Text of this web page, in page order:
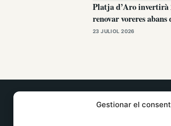
Gestionar el
Platja d’Aro invertirà
renovar voreres
23 JULIOL 2026
elRidaura.com